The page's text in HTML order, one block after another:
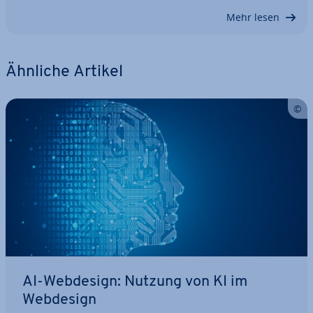
Mehr lesen
Ähnliche Artikel
AI-Webdesign: Nutzung von KI im
Webdesign